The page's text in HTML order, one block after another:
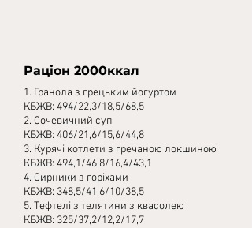
Раціон 2000ккал
1. Гранола з грецьким йогуртом
КБЖВ: 494/22,3/18,5/68,5
2. Сочевичний суп
КБЖВ: 406/21,6/15,6/44,8
3. Курячі котлети з гречаною локшиною
КБЖВ: 494,1/46,8/16,4/43,1
4. Сирники з горіхами
КБЖВ: 348,5/41,6/10/38,5
5. Тефтелі з телятини з квасолею
КБЖВ: 325/37,2/12,2/17,7